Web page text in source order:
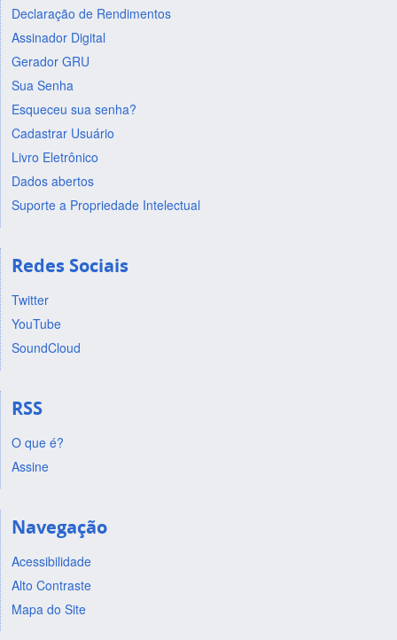
Declaração de Rendimentos
Assinador Digital
Gerador GRU
Sua Senha
Esqueceu sua senha?
Cadastrar Usuário
Livro Eletrônico
Dados abertos
Suporte a Propriedade Intelectual
Redes Sociais
Twitter
YouTube
SoundCloud
RSS
O que é?
Assine
Navegação
Acessibilidade
Alto Contraste
Mapa do Site